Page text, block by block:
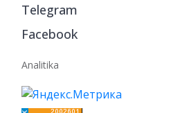
Telegram
Facebook
Analitika